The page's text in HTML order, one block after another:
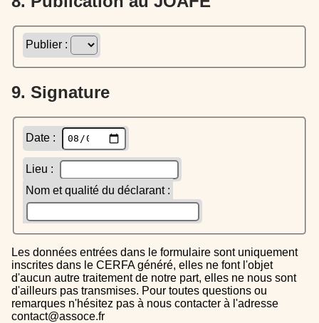
Publier :
9. Signature
Date :
Lieu :
Nom et qualité du déclarant :
Les données entrées dans le formulaire sont uniquement
inscrites dans le CERFA généré, elles ne font l'objet
d'aucun autre traitement de notre part, elles ne nous sont
d'ailleurs pas transmises. Pour toutes questions ou
remarques n'hésitez pas à nous contacter à l'adresse
contact@assoce.fr